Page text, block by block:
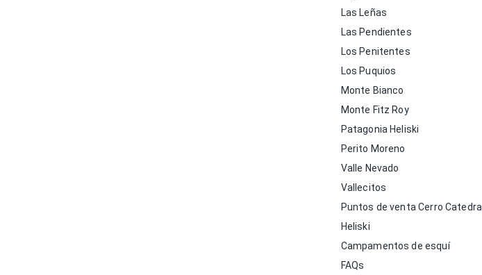
Las Leñas
Las Pendientes
Los Penitentes
Los Puquios
Monte Bianco
Monte Fitz Roy
Patagonia Heliski
Perito Moreno
Valle Nevado
Vallecitos
Puntos de venta Cerro Catedral
Heliski
Campamentos de esquí
FAQs